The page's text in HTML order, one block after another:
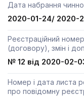
Дата набрання
2020-01-24/ 2020-
Реєстраційний
(договору), змін і
№ 12 від 2020-02-
Номер і дата листа
про повідомну